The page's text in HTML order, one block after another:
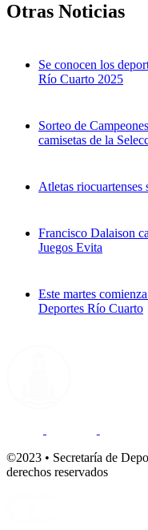
Otras Noticias
Se conocen los
Río Cuarto 2025
Sorteo de
camisetas de la
Atletas riocuartenses
Francisco Dalaison
Juegos Evita
Este martes
Deportes Río Cuarto
©2023 • Secretaría de
derechos reservados